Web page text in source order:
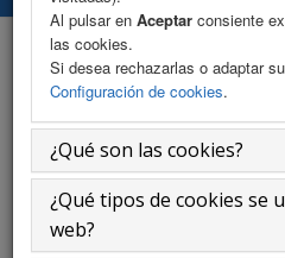
Al pulsar en Aceptar consiente
las cookies.
Si desea rechazarlas o adaptar
Configuración de cookies.
¿Qué son las cookies?
¿Qué tipos de cookies se
web?
Programa
Viernes 16 de mayo
8.30 - 9.00 h.